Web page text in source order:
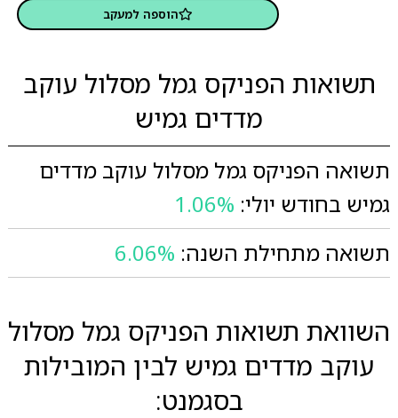
הוספה למעקב
תשואות הפניקס גמל מסלול עוקב
מדדים גמיש
תשואה הפניקס גמל מסלול עוקב מדדים
גמיש בחודש יולי: 1.06%
תשואה מתחילת השנה: 6.06%
השוואת תשואות הפניקס גמל מסלול
עוקב מדדים גמיש לבין המובילות
בסגמנט: